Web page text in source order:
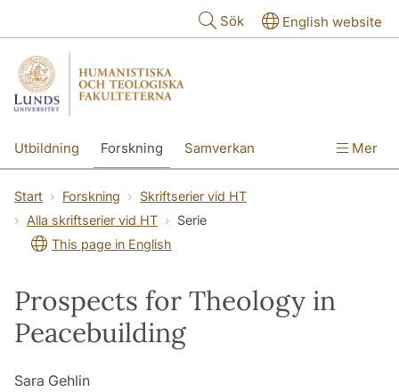
Sök English website
Utbildning Forskning Samverkan Mer
Start Forskning
Skriftserier vid HT
Alla skriftserier vid HT
Serie
This page in English
Prospects for Theology in
Peacebuilding
Sara Gehlin